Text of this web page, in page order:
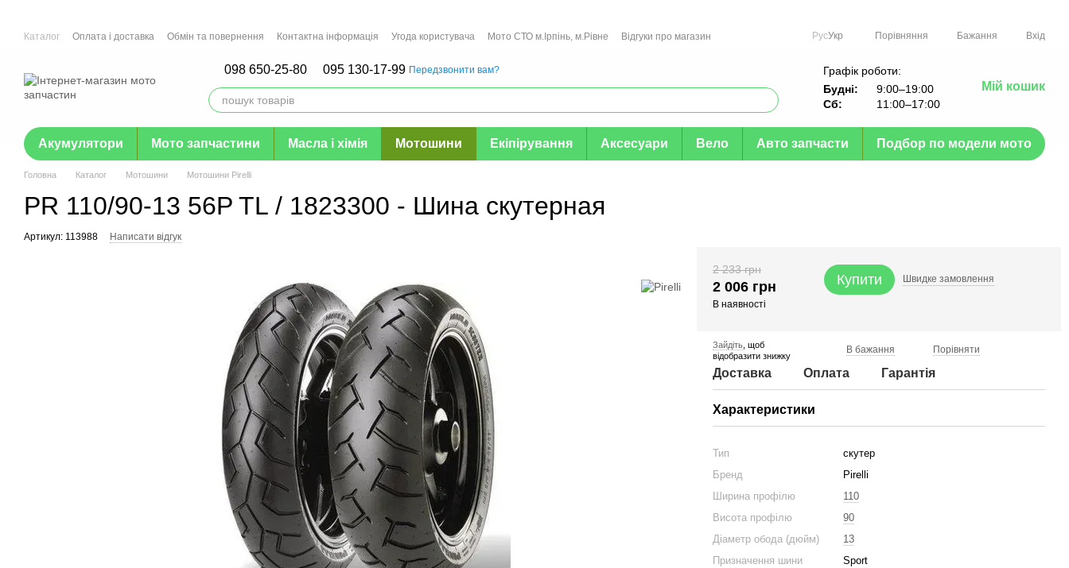
Каталог Оплата і доставка Обмін та повернення Контактна інформація Угода користувача Мото СТО м.Ірпінь, м.Рівне
Відгуки про магазин
РусУкр Порівняння Бажання Вхід
098 650-25-80 095 130-17-99 Передзвонити вам?
Графік роботи:
Будні:
9:00–19:00
Сб:
11:00–17:00
Мій кошик
Акумулятори Мото запчастини Масла і хімія Мотошини Екіпірування Аксесуари Вело Авто запчасти Подбор по модели мото
Головна Каталог Мотошини Мотошини Pirelli
PR 110/90-13 56P TL / 1823300 - Шина скутерная
Артикул: 113988 Написати відгук
2 233 грн
2 006 грн
В наявності
Купити Швидке замовлення
Зайдіть , щоб
відобразити знижку
В бажання Порівняти
Доставка Оплата Гарантія
Характеристики
Тип
скутер
Бренд
Pirelli
Ширина профілю
110
Висота профілю
90
Діаметр обода (дюйм)
13
Призначення шини
Sport